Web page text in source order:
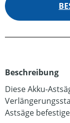
Beschreibung
Diese Akku-
Astsäge